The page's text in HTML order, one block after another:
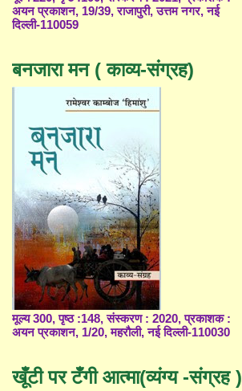
अयन प्रकाशन, 19/39, राजापुरी, उत्तम नगर, नई
दिल्ली-110059
बनजारा मन ( काव्य-संग्रह)
मूल्य 300, पृष्ठ :148, संस्करण : 2020, प्रकाशक :
अयन प्रकाशन, 1/20, महरौली, नई दिल्ली-110030
खूँटी पर टँगी आत्मा(व्यंग्य -संग्रह )